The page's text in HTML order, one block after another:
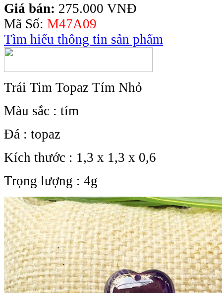
Giá bán: 275.000 VNĐ
Mã Số: M47A09
Tìm hiểu thông tin sản phẩm
Trái Tim Topaz Tím Nhỏ
Màu sắc : tím
Đá : topaz
Kích thước : 1,3 x 1,3 x 0,6
Trọng lượng : 4g